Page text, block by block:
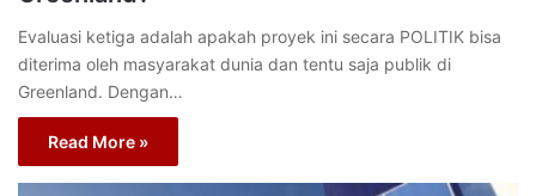
Evaluasi ketiga adalah apakah proyek ini secara POLITIK bisa
diterima oleh masyarakat dunia dan tentu saja publik di
Greenland. Dengan…
Read More »